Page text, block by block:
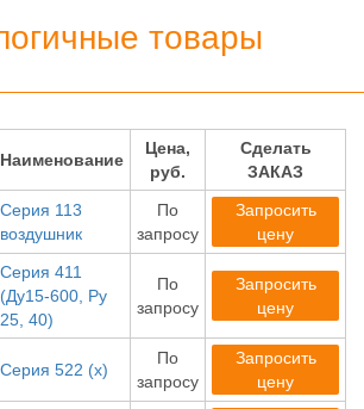
товары
Наименование
Цена,
руб.
Сделать
ЗАКАЗ
Серия 113
воздушник
По
запросу
Запросить
цену
Серия 411
(Ду15-600, Ру
25, 40)
По
запросу
Запросить
цену
Серия 522 (х)
По
запросу
Запросить
цену